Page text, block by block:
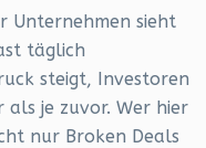
Unternehmen sieht
täglich
steigt, Investoren
je zuvor. Wer hier
nur Broken Deals